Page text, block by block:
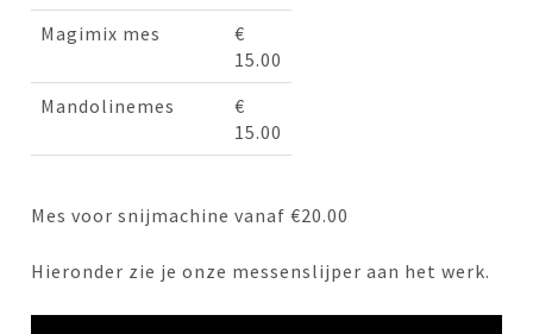
Magimix mes
€
15.00
Mandolinemes
€
15.00
Mes voor snijmachine vanaf €20.00
Hieronder zie je onze messenslijper aan het werk.